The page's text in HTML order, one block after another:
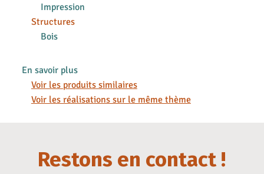
Impression
Structures
Bois
En savoir plus
Voir les produits similaires
Voir les réalisations sur le même thème
Restons en contact !